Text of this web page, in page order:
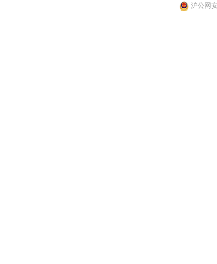
沪公网